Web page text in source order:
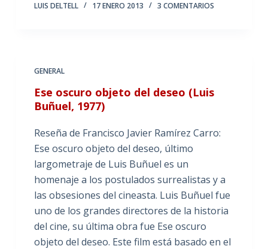
LUIS DELTELL 17 ENERO 2013 3 COMENTARIOS
GENERAL
Ese oscuro objeto del deseo (Luis
Buñuel, 1977)
Reseña de Francisco Javier Ramírez Carro:
Ese oscuro objeto del deseo, último
largometraje de Luis Buñuel es un
homenaje a los postulados surrealistas y a
las obsesiones del cineasta. Luis Buñuel fue
uno de los grandes directores de la historia
del cine, su última obra fue Ese oscuro
objeto del deseo. Este film está basado en el